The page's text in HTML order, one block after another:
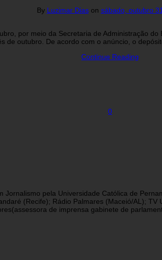
By Luzimar Dias on sábado, outubro
por meio da Secretaria de Administração
de outubro. De acordo com o anúncio, o
Continue Reading
0
pela Universidade Católica de
(Recife); Rádio Palmares (Maceió/AL);
de imprensa gabinete de